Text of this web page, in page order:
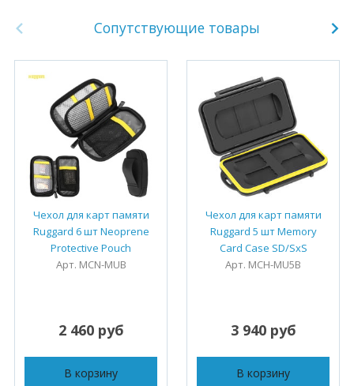
Сопутствующие товары
Чехол для карт памяти
Ruggard 6 шт Neoprene
Protective Pouch
Арт. MCN-MUB
2 460 руб
В корзину
Чехол для карт памяти
Ruggard 5 шт Memory
Card Case SD/SxS
Арт. MCH-MU5B
3 940 руб
В корзину